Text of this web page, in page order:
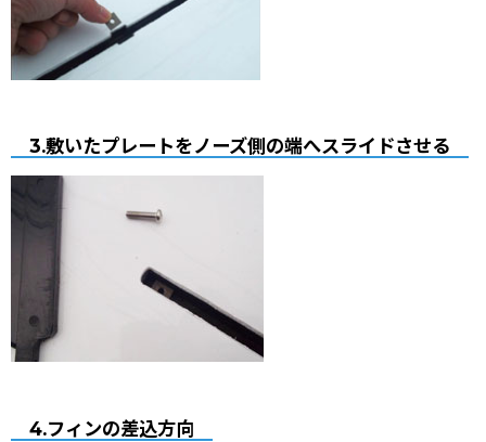
3.敷いたプレートをノーズ側の端へスライドさせる
4.フィンの差込方向